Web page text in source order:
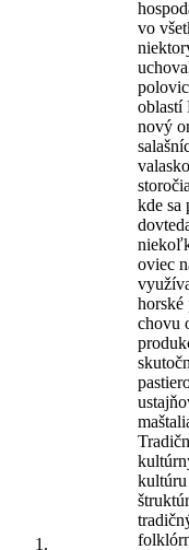
vo
oblastí
nový
kde sa
oviec
horské
chovu
kultúru